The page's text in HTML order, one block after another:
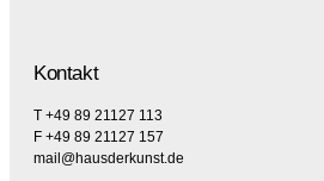
Kontakt
T +49 89 21127 113
F +49 89 21127 157
mail@hausderkunst.de